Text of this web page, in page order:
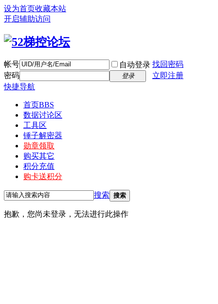
设为首页收藏本站
开启辅助访问
帐号 自动登录 找回密码
密码
登录
立即注册
快捷导航
首页BBS
数据讨论区
工具区
锤子解密器
勋章领取
购买其它
积分充值
购卡送积分
搜索 搜索
抱歉，您尚未登录，无法进行此操作